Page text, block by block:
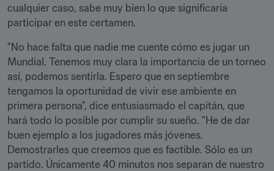
cualquier caso, sabe muy bien lo que significaría
participar en este certamen.
"No hace falta que nadie me cuente cómo es jugar un
Mundial. Tenemos muy clara la importancia de un torneo
así, podemos sentirla. Espero que en septiembre
tengamos la oportunidad de vivir ese ambiente en
primera persona", dice entusiasmado el capitán, que
hará todo lo posible por cumplir su sueño. "He de dar
buen ejemplo a los jugadores más jóvenes.
Demostrarles que creemos que es factible. Sólo es un
partido. Únicamente 40 minutos nos separan de nuestro